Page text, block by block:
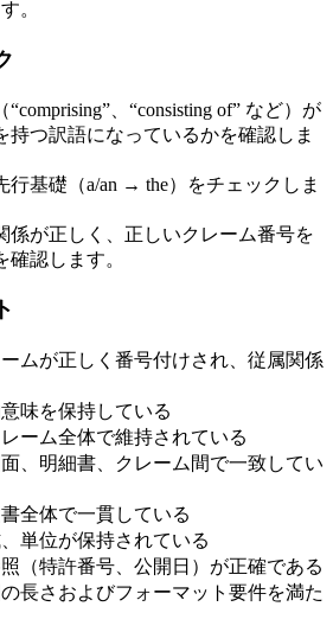
。
、“consisting of” など）が
持つ訳語になっているかを確認しま
行基礎（a/an → the）をチェックしま
係が正しく、正しいクレーム番号を
認します。
ムが正しく番号付けされ、従属関係
味を保持している
ーム全体で維持されている
、明細書、クレーム間で一致してい
全体で一貫している
単位が保持されている
（特許番号、公開日）が正確である
長さおよびフォーマット要件を満た